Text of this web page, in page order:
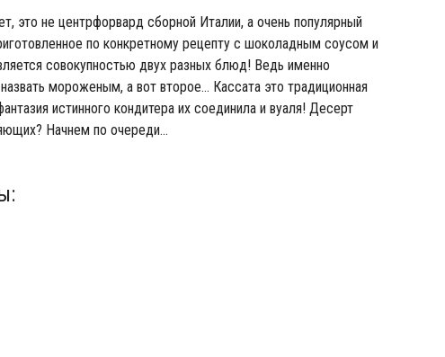
это не центрфорвард сборной Италии, а очень популярный
по конкретному рецепту с шоколадным соусом и
совокупностью двух разных блюд! Ведь именно
мороженым, а вот второе… Кассата это традиционная
истинного кондитера их соединила и вуаля! Десерт
Начнем по очереди…